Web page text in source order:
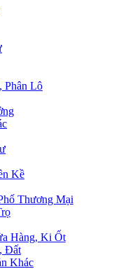
Phân Lô
Kề
Thương Mại
Hàng, Ki Ốt
Đất
Khác